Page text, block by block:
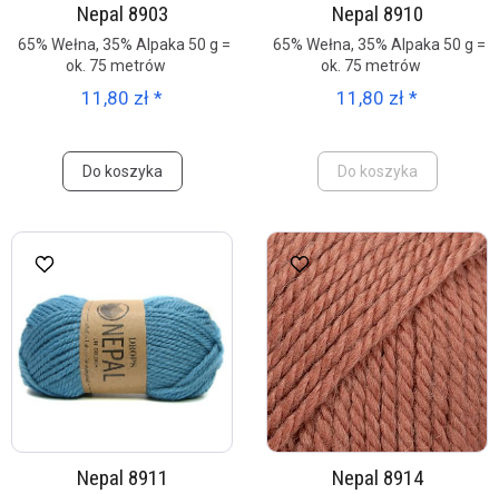
Nepal 8903
65% Wełna, 35% Alpaka 50 g =
ok. 75 metrów
11,80 zł *
Do koszyka
Nepal 8910
65% Wełna, 35% Alpaka 50 g =
ok. 75 metrów
11,80 zł *
Do koszyka
Nepal 8911 Nepal 8914